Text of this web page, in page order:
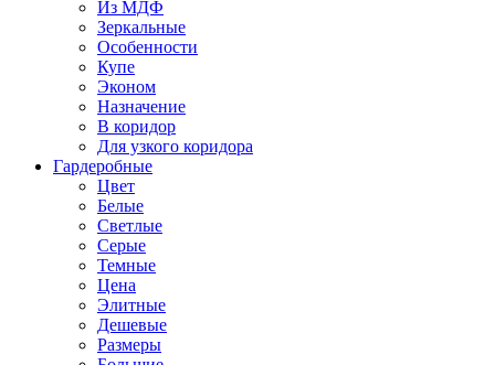
Из МДФ
Зеркальные
Особенности
Купе
Эконом
Назначение
В коридор
Для узкого коридора
Гардеробные
Цвет
Белые
Светлые
Серые
Темные
Цена
Элитные
Дешевые
Размеры